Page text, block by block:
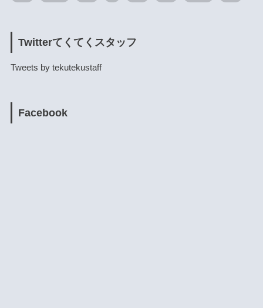
Twitterてくてくスタッフ
Tweets by tekutekustaff
Facebook